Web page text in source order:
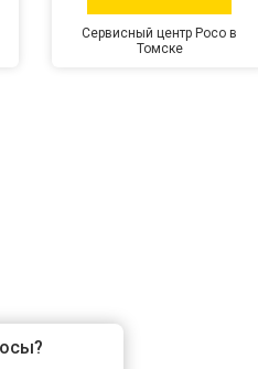
Сервисный центр Poco в
Томске